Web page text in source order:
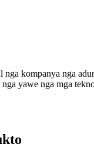
kompanya nga
yawe nga mga